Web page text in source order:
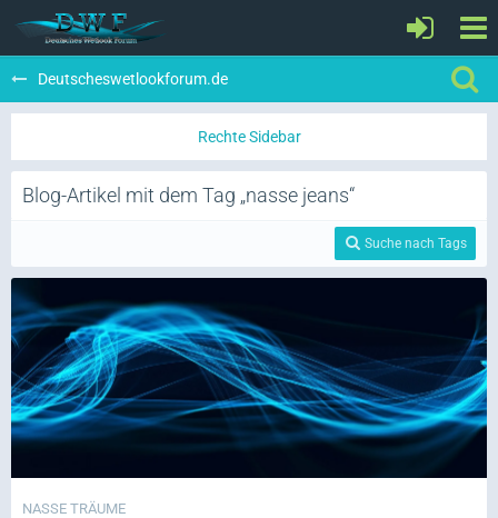
Deutscheswetlookforum.de
Blog-Artikel mit dem Tag „nasse jeans“
Suche nach Tags
NASSE TRÄUME